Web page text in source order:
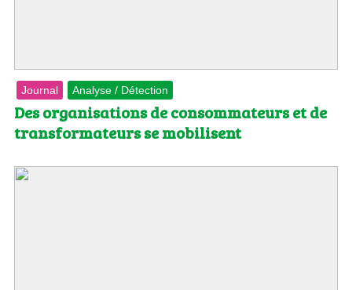
Journal Analyse / Détection
Des organisations de consommateurs et de
transformateurs se mobilisent